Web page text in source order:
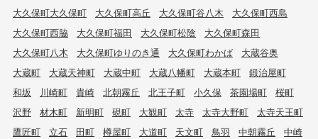
大久保町大久保町
大久保町高丘 大久保町谷八木
大久保町西島
大久保町西脇
大久保町福田 大久保町松陰
大久保町森田
大久保町八木
大久保町ゆりのき通 大久保町わかば
大蔵谷奥
大蔵町
大蔵天神町 大蔵中町 大蔵八幡町 大蔵本町
鍛治屋町
和坂
川崎町 貴崎 北朝霧丘 北王子町 小久保 茶園場町
桜町
沢野
材木町 新明町 硯町 大観町 太寺 太寺大野町
太寺天王町
鷹匠町
立石 田町 樽屋町 大道町 天文町 鳥羽 中朝霧丘
中崎